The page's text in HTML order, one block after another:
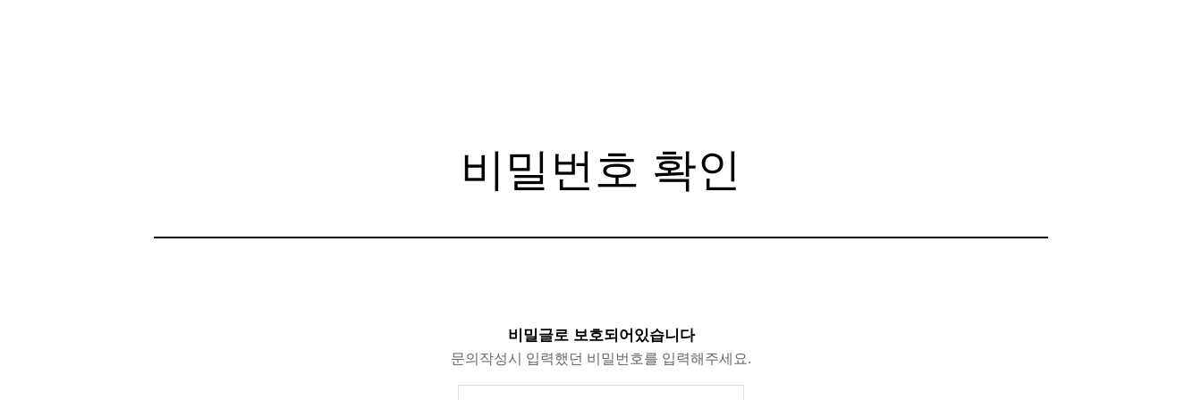
비밀번호 확인
비밀글로 보호되어있습니다
문의작성시 입력했던 비밀번호를 입력해주세요.